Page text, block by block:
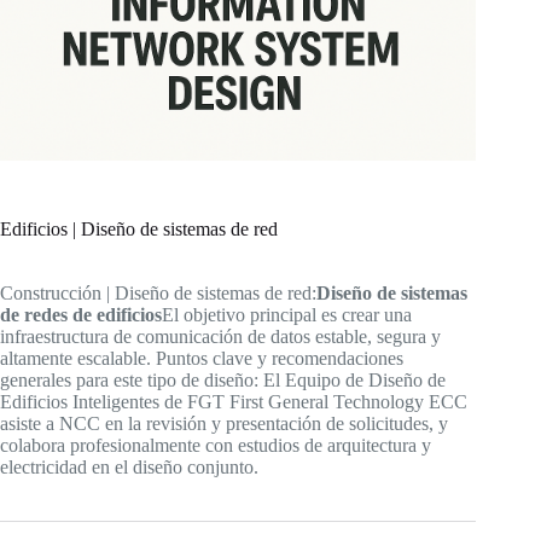
Edificios | Diseño de sistemas de red
Construcción | Diseño de sistemas de red:Diseño de sistemas
de redes de edificiosEl objetivo principal es crear una
infraestructura de comunicación de datos estable, segura y
altamente escalable. Puntos clave y recomendaciones
generales para este tipo de diseño: El Equipo de Diseño de
Edificios Inteligentes de FGT First General Technology ECC
asiste a NCC en la revisión y presentación de solicitudes, y
colabora profesionalmente con estudios de arquitectura y
electricidad en el diseño conjunto.